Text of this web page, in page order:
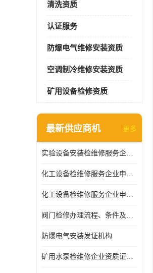
清洗资质
认证服务
防爆电气维修安装资质
空调制冷维修安装资质
矿用设备检修资质
最新供应商机 更多
实验设备安装检维修服务企业申报要求和流程
化工设备检维修服务企业申报条件.
化工设备检维修服务企业申报条件
阀门检修办理流程、条件及费用
防爆电气安装发证机构
矿用水泵检维修企业资质证办理流程及费用